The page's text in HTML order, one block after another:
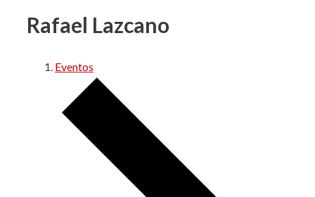
Rafael Lazcano
Eventos